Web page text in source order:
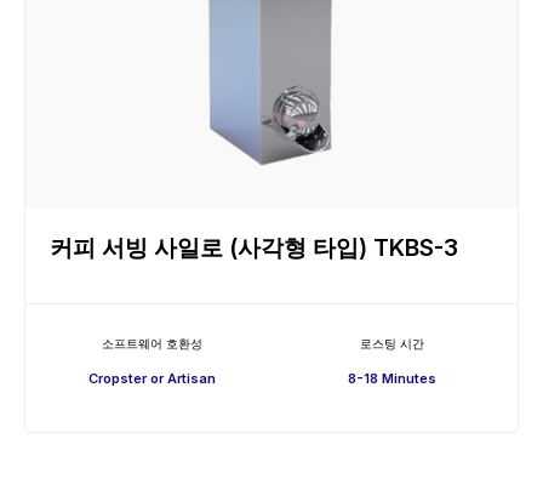
커피 서빙 사일로 (사각형 타입) TKBS-3
소프트웨어 호환성
Cropster or Artisan
로스팅 시간
8-18 Minutes